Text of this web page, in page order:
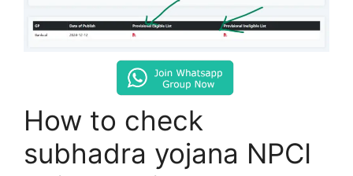
How to check
subhadra yojana NPCI